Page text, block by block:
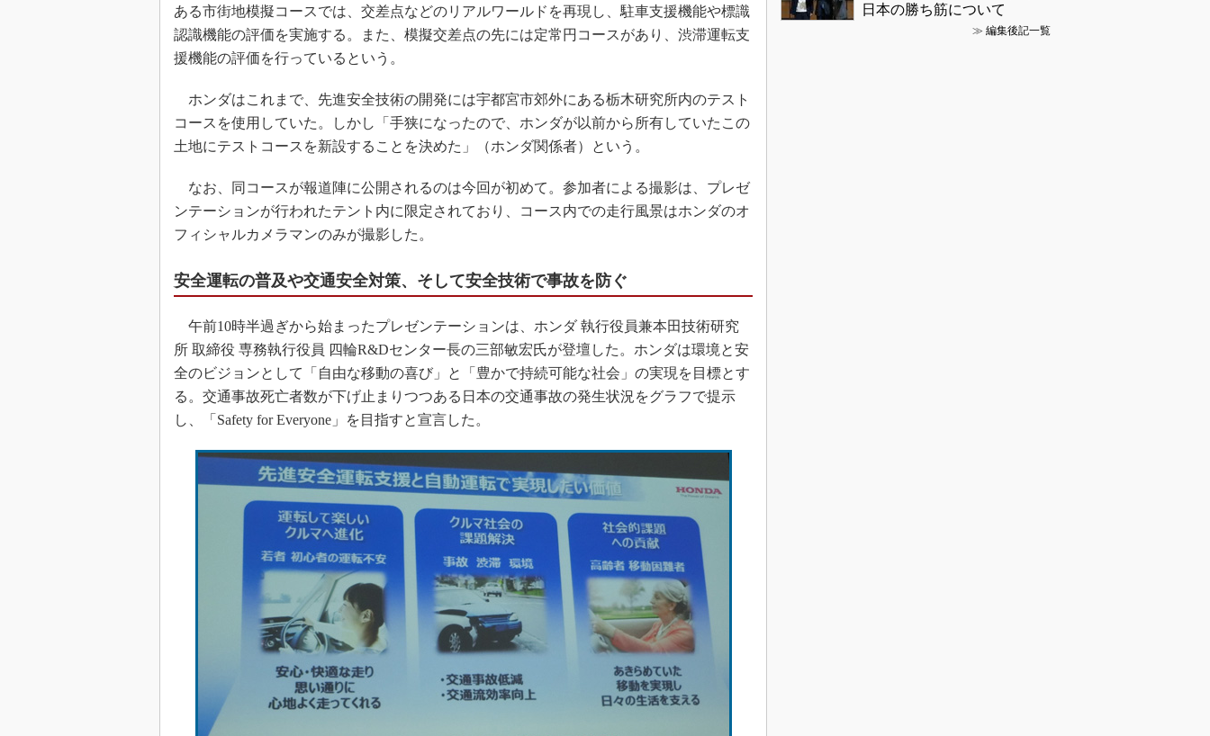
ある市街地模擬コースでは、交差点などのリアルワールドを再現し、駐車支援機能や標識
認識機能の評価を実施する。また、模擬交差点の先には定常円コースがあり、渋滞運転支
援機能の評価を行っているという。
ホンダはこれまで、先進安全技術の開発には宇都宮市郊外にある栃木研究所内のテスト
コースを使用していた。しかし「手狭になったので、ホンダが以前から所有していたこの
土地にテストコースを新設することを決めた」（ホンダ関係者）という。
なお、同コースが報道陣に公開されるのは今回が初めて。参加者による撮影は、プレゼ
ンテーションが行われたテント内に限定されており、コース内での走行風景はホンダのオ
フィシャルカメラマンのみが撮影した。
安全運転の普及や交通安全対策、そして安全技術で事故を防ぐ
午前10時半過ぎから始まったプレゼンテーションは、ホンダ 執行役員兼本田技術研究
所 取締役 専務執行役員 四輪R&Dセンター長の三部敏宏氏が登壇した。ホンダは環境と安
全のビジョンとして「自由な移動の喜び」と「豊かで持続可能な社会」の実現を目標とす
る。交通事故死亡者数が下げ止まりつつある日本の交通事故の発生状況をグラフで提示
し、「Safety for Everyone」を目指すと宣言した。
日本の勝ち筋について
≫ 編集後記一覧